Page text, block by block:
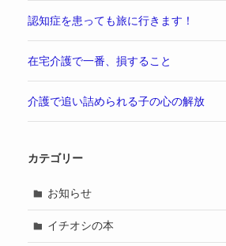
認知症を患っても旅に行きます！
在宅介護で一番、損すること
介護で追い詰められる子の心の解放
カテゴリー
お知らせ
イチオシの本